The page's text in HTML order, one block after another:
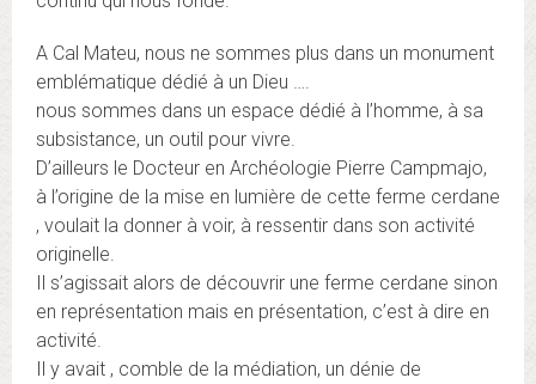
A Cal Mateu, nous ne sommes plus dans un monument
emblématique dédié à un Dieu ….
nous sommes dans un espace dédié à l’homme, à sa
subsistance, un outil pour vivre.
D’ailleurs le Docteur en Archéologie Pierre Campmajo,
à l’origine de la mise en lumière de cette ferme cerdane
, voulait la donner à voir, à ressentir dans son activité
originelle.
Il s’agissait alors de découvrir une ferme cerdane sinon
en représentation mais en présentation, c’est à dire en
activité.
Il y avait , comble de la médiation, un dénie de